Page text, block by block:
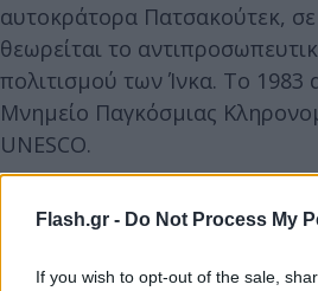
Flash.gr - Do Not Process My
If you wish to opt-out of the sale,
αυτοκράτορα Πατσακούτεκ,
θεωρείται το
πολιτισμού των Ίνκα. Το 1983
Μνημείο Παγκόσμιας
UNESCO.